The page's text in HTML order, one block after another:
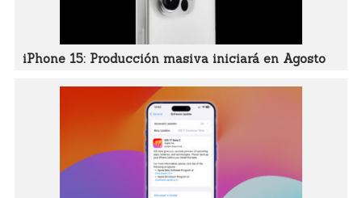
iPhone 15: Producción masiva iniciará en Agosto